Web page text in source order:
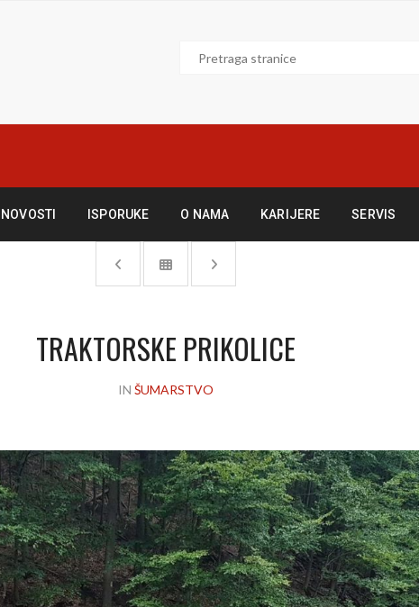
NOVOSTI ISPORUKE O NAMA KARIJERE SERVIS
TRAKTORSKE PRIKOLICE
IN ŠUMARSTVO